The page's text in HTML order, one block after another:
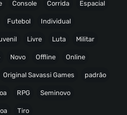
Console Corrida Espacial
Futebol Individual
Livre Luta Militar
Novo Offline Online
Original Savassi Games padrão
RPG Seminovo
Tiro